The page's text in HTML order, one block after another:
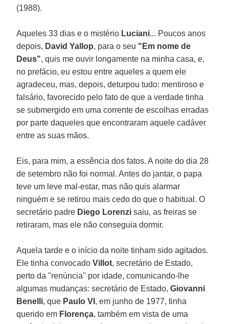
(1988).
Aqueles 33 dias e o mistério Luciani... Poucos anos
depois, David Yallop, para o seu "Em nome de
Deus", quis me ouvir longamente na minha casa, e,
no prefácio, eu estou entre aqueles a quem ele
agradeceu, mas, depois, deturpou tudo: mentiroso e
falsário, favorecido pelo fato de que a verdade tinha
se submergido em uma corrente de escolhas erradas
por parte daqueles que encontraram aquele cadáver
entre as suas mãos.
Eis, para mim, a essência dos fatos. A noite do dia 28
de setembro não foi normal. Antes do jantar, o papa
teve um leve mal-estar, mas não quis alarmar
ninguém e se retirou mais cedo do que o habitual. O
secretário padre Diego Lorenzi saiu, as freiras se
retiraram, mas ele não conseguia dormir.
Aquela tarde e o início da noite tinham sido agitados.
Ele tinha convocadoVillot, secretário de Estado,
perto da "renúncia" por idade, comunicando-lhe
algumas mudanças: secretário de Estado,Giovanni
Benelli, que Paulo VI , em junho de 1977, tinha
querido em Florença, também em vista de uma